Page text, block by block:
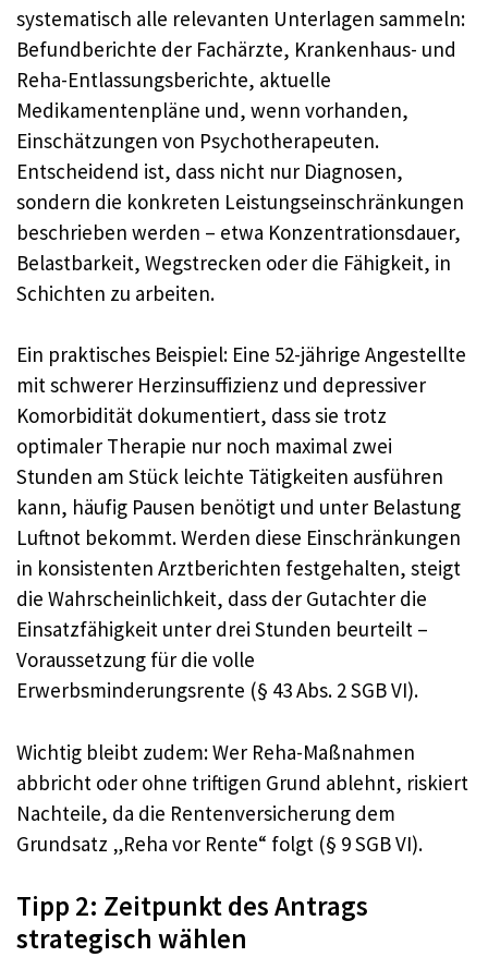
systematisch alle relevanten Unterlagen sammeln:
Befundberichte der Fachärzte, Krankenhaus- und
Reha-Entlassungsberichte, aktuelle
Medikamentenpläne und, wenn vorhanden,
Einschätzungen von Psychotherapeuten.
Entscheidend ist, dass nicht nur Diagnosen,
sondern die konkreten Leistungs­einschränkungen
beschrieben werden – etwa Konzentrationsdauer,
Belastbarkeit, Wegstrecken oder die Fähigkeit, in
Schichten zu arbeiten.
Ein praktisches Beispiel: Eine 52-jährige Angestellte
mit schwerer Herzinsuffizienz und depressiver
Komorbidität dokumentiert, dass sie trotz
optimaler Therapie nur noch maximal zwei
Stunden am Stück leichte Tätigkeiten ausführen
kann, häufig Pausen benötigt und unter Belastung
Luftnot bekommt. Werden diese Einschränkungen
in konsistenten Arztberichten festgehalten, steigt
die Wahrscheinlichkeit, dass der Gutachter die
Einsatzfähigkeit unter drei Stunden beurteilt –
Voraussetzung für die volle
Erwerbsminderungsrente (§ 43 Abs. 2 SGB VI).
Wichtig bleibt zudem: Wer Reha-Maßnahmen
abbricht oder ohne triftigen Grund ablehnt, riskiert
Nachteile, da die Rentenversicherung dem
Grundsatz „Reha vor Rente“ folgt (§ 9 SGB VI).
Tipp 2: Zeitpunkt des Antrags
strategisch wählen